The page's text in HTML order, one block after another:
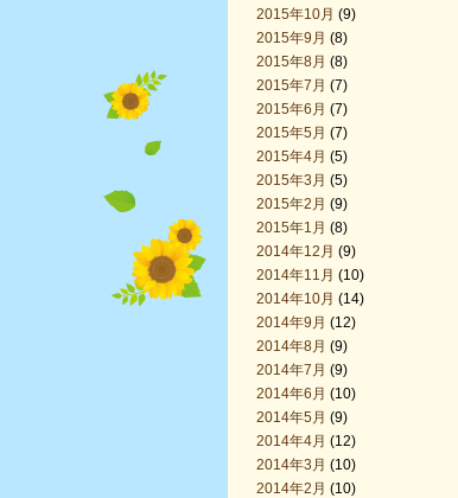
2015年10月 (9)
2015年9月 (8)
2015年8月 (8)
2015年7月 (7)
2015年6月 (7)
2015年5月 (7)
2015年4月 (5)
2015年3月 (5)
2015年2月 (9)
2015年1月 (8)
2014年12月 (9)
2014年11月 (10)
2014年10月 (14)
2014年9月 (12)
2014年8月 (9)
2014年7月 (9)
2014年6月 (10)
2014年5月 (9)
2014年4月 (12)
2014年3月 (10)
2014年2月 (10)